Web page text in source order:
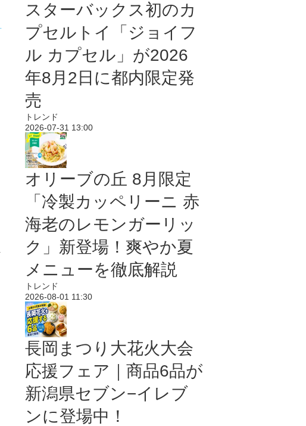
スターバックス初のカ
プセルトイ「ジョイフ
ル カプセル」が2026
年8月2日に都内限定発
売
トレンド
2026-07-31 13:00
オリーブの丘 8月限定
「冷製カッペリーニ 赤
海老のレモンガーリッ
ク」新登場！爽やか夏
メニューを徹底解説
トレンド
2026-08-01 11:30
長岡まつり大花火大会
応援フェア｜商品6品が
新潟県セブン−イレブ
ンに登場中！